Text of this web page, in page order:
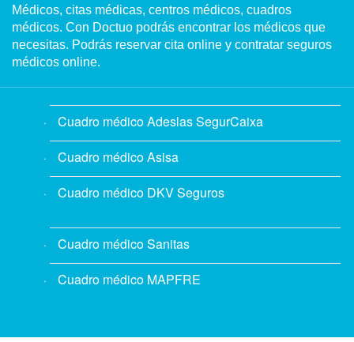
Médicos, citas médicas, centros médicos, cuadros
médicos. Con Doctuo podrás encontrar los médicos que
necesitas. Podrás reservar cita online y contratar seguros
médicos online.
Cuadro médico Adeslas SegurCaixa
Cuadro médico Asisa
Cuadro médico DKV Seguros
Cuadro médico Sanitas
Cuadro médico MAPFRE